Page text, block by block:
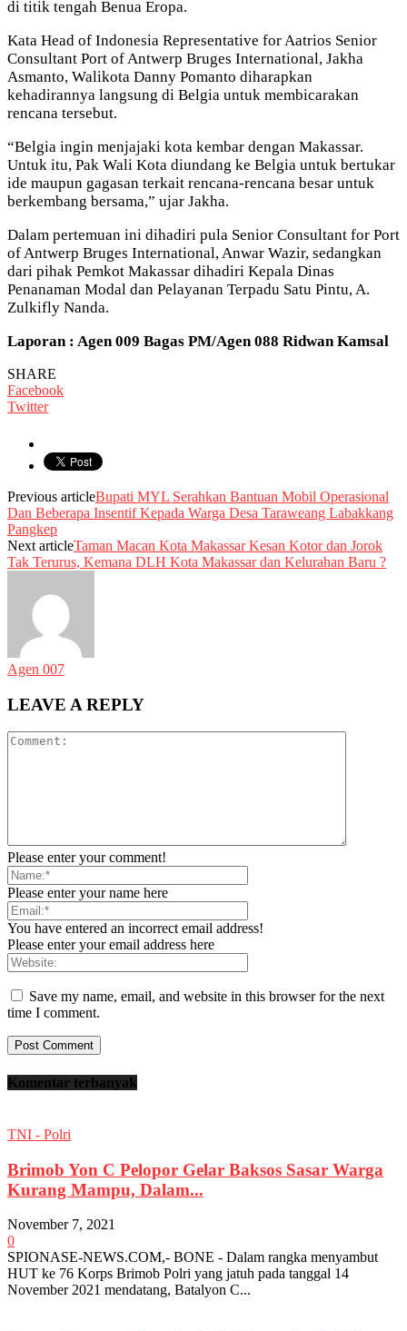
di titik tengah Benua Eropa.
Kata Head of Indonesia Representative for Aatrios Senior
Consultant Port of Antwerp Bruges International, Jakha
Asmanto, Walikota Danny Pomanto diharapkan
kehadirannya langsung di Belgia untuk membicarakan
rencana tersebut.
“Belgia ingin menjajaki kota kembar dengan Makassar.
Untuk itu, Pak Wali Kota diundang ke Belgia untuk bertukar
ide maupun gagasan terkait rencana-rencana besar untuk
berkembang bersama,” ujar Jakha.
Dalam pertemuan ini dihadiri pula Senior Consultant for Port
of Antwerp Bruges International, Anwar Wazir, sedangkan
dari pihak Pemkot Makassar dihadiri Kepala Dinas
Penanaman Modal dan Pelayanan Terpadu Satu Pintu, A.
Zulkifly Nanda.
Laporan : Agen 009 Bagas PM/Agen 088 Ridwan Kamsal
SHARE
Facebook
Twitter
Previous articleBupati MYL Serahkan Bantuan Mobil Operasional
Dan Beberapa Insentif Kepada Warga Desa Taraweang Labakkang
Pangkep
Next articleTaman Macan Kota Makassar Kesan Kotor dan Jorok
Tak Terurus, Kemana DLH Kota Makassar dan Kelurahan Baru ?
Agen 007
LEAVE A REPLY
Please enter your comment!
Please enter your name here
You have entered an incorrect email address!
Please enter your email address here
Save my name, email, and website in this browser for the next
time I comment.
Komentar terbanyak
TNI - Polri
Brimob Yon C Pelopor Gelar Baksos Sasar Warga
Kurang Mampu, Dalam...
November 7, 2021
0
SPIONASE-NEWS.COM,- BONE - Dalam rangka menyambut
HUT ke 76 Korps Brimob Polri yang jatuh pada tanggal 14
November 2021 mendatang, Batalyon C...